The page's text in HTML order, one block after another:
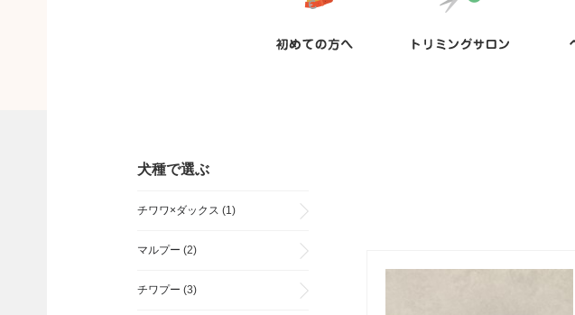
犬種で選ぶ
チワワ×ダックス (1)
マルプー (2)
チワプー (3)